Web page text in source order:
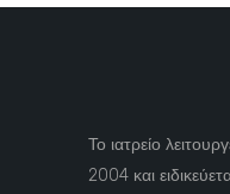
Το ιατρείο
2004 και